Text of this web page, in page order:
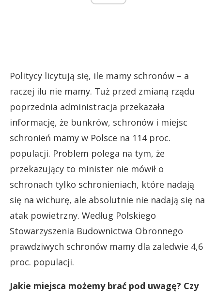
Politycy licytują się, ile mamy schronów – a
raczej ilu nie mamy. Tuż przed zmianą rządu
poprzednia administracja przekazała
informację, że bunkrów, schronów i miejsc
schronień mamy w Polsce na 114 proc.
populacji. Problem polega na tym, że
przekazujący to minister nie mówił o
schronach tylko schronieniach, które nadają
się na wichurę, ale absolutnie nie nadają się na
atak powietrzny. Według Polskiego
Stowarzyszenia Budownictwa Obronnego
prawdziwych schronów mamy dla zaledwie 4,6
proc. populacji.
Jakie miejsca możemy brać pod uwagę? Czy